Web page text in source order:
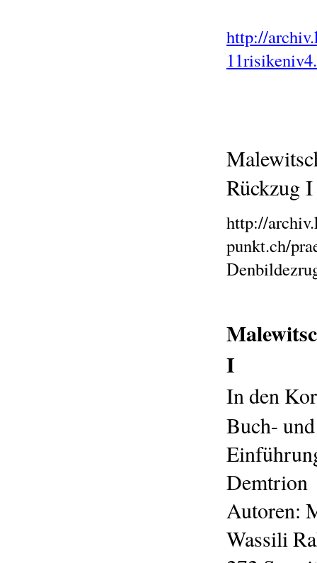
http://
Rückzug I
http://
punkt.ch/
I
In den
Buch-
Demtrion
Autoren:
Wassili